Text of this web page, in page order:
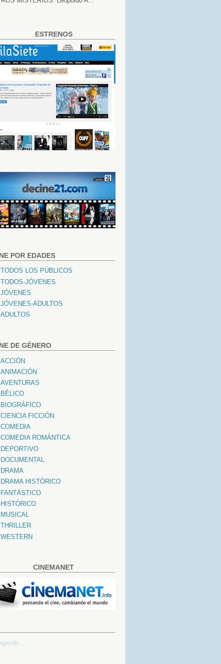
ESTRENOS
POR EDADES
TODOS LOS PÚBLICOS
TODOS-JÓVENES
JÓVENES
JÓVENES-ADULTOS
ADULTOS
DE GÉNERO
ACCIÓN
ANIMACIÓN
AVENTURAS
BÉLICO
BIOGRÁFICO
CIENCIA FICCIÓN
COMEDIA
COMEDIA ROMÁNTICA
DEPORTIVO
DOCUMENTAL
DRAMA
DRAMA HISTÓRICO
FANTÁSTICO
HISTÓRICO
MUSICAL
THRILLER
WESTERN
CINEMANET